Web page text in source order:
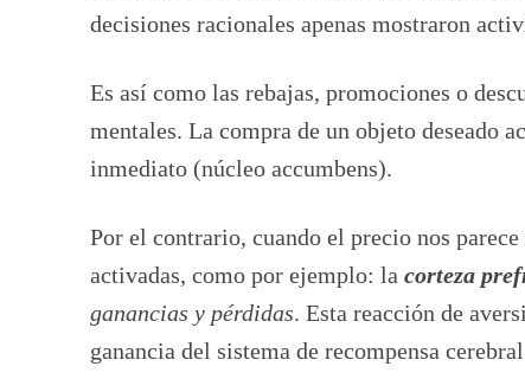
decisiones racionales apenas mostraron
Es así como las rebajas, promociones o
mentales. La compra de un objeto deseado
inmediato (núcleo accumbens).
Por el contrario, cuando el precio nos
activadas, como por ejemplo: la corteza
ganancias y pérdidas. Esta reacción de
ganancia del sistema de recompensa